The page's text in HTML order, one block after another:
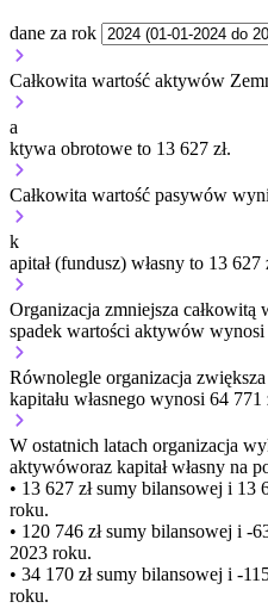
dane za rok
Całkowita wartość aktywów
a
ktywa obrotowe to 13 627 zł.
Całkowita wartość pasywów
k
apitał (fundusz) własny to 13 627
Organizacja zmniejsza całkowitą
spadek wartości aktywów wynosi
Równolegle organizacja zwiększa
kapitału własnego wynosi 64 771
W ostatnich latach organizacja
aktywóworaz kapitał własny na
• 13 627 złsumy bilansowej i 13
roku.
• 120 746 złsumy bilansowej i -63
2023 roku.
• 34 170 złsumy bilansowej i -115
roku.